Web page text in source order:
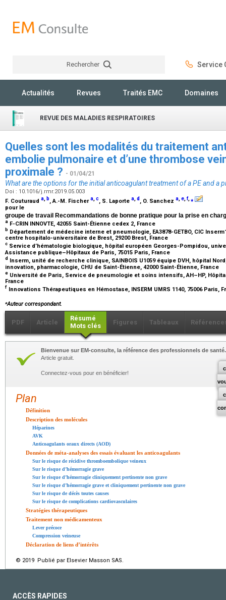
Rechercher Service
Actualités Revues Traités EMC Domaines
REVUE DES MALADIES RESPIRATOIRES
Quelles sont les modalités du traitement
embolie pulmonaire et d’une thrombose
proximale ? - 01/04/21
What are the options for the initial anticoagulant treatment of a PE and a
Doi : 10.1016/j.rmr.2019.05.003
F. Couturaud a, b, A.-M. Fischera,c, S. Laporte a,d , O. Sanchez a,e,f,⁎
pour le
groupe de travail Recommandations de bonne pratique pour la prise en
a F-CRIN INNOVTE, 42055 Saint-Étienne cedex 2, France
b Département de médecine interne et pneumologie, EA3878-GETBO, CIC
centre hospitalo-universitaire de Brest, 29200 Brest, France
c Service d’hématologie biologique, hôpital européen Georges-Pompidou,
Assistance publique–Hôpitaux de Paris, 75015 Paris, France
d Inserm, unité de recherche clinique, SAINBOIS U1059 équipe DVH, hôpital
innovation, pharmacologie, CHU de Saint-Étienne, 42000 Saint-Étienne, France
e Université de Paris, Service de pneumologie et soins intensifs, AH–HP,
France
f Innovations Thérapeutiques en Hémostase, INSERM UMRS 1140, 75006 Paris,
⁎Auteur correspondant.
PDF Article
Résumé
Mots clés
Figures Tableaux
Bienvenue sur EM-consulte, la référence des professionnels de santé.
Article gratuit.
Connectez-vous pour en bénéficier!
Plan
Définition
Description des molécules
Héparines
AVK
Anticoagulants oraux directs (AOD)
Données de méta-analyses des essais évaluant les anticoagulants
Sur le risque de récidive thromboembolique veineux
Sur le risque d’hémorragie grave
Sur le risque d’hémorragie cliniquement pertinente non grave
Sur le risque d’hémorragie grave et cliniquement pertinente non grave
Sur le risque de décès toutes causes
Sur le risque de complications cardiovasculaires
Stratégies thérapeutiques
Traitement non médicamenteux
Lever précoce
Compression veineuse
Déclaration de liens d’intérêts
© 2019 Publié par Elsevier Masson SAS.
ACCÈS RAPIDES